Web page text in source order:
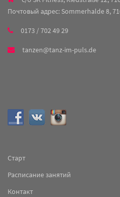
Почтовый адрес: Sommerhalde 8,
0173 / 702 49 29
tanzen@tanz-im-puls.de
Старт
Расписание занятий
Контакт